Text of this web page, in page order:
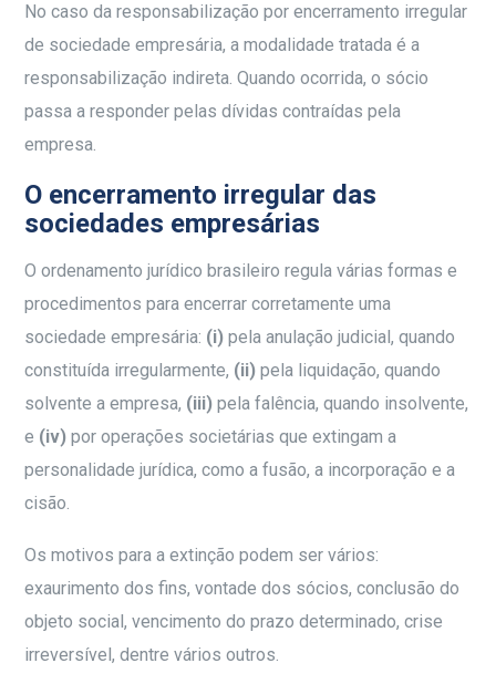
No caso da responsabilização por encerramento irregular
de sociedade empresária, a modalidade tratada é a
responsabilização indireta. Quando ocorrida, o sócio
passa a responder pelas dívidas contraídas pela
empresa.
O encerramento irregular das
sociedades empresárias
O ordenamento jurídico brasileiro regula várias formas e
procedimentos para encerrar corretamente uma
sociedade empresária: (i)pela anulação judicial, quando
constituída irregularmente, (ii) pela liquidação, quando
solvente a empresa, (iii)pela falência, quando insolvente,
e (iv)por operações societárias que extingam a
personalidade jurídica, como a fusão, a incorporação e a
cisão.
Os motivos para a extinção podem ser vários:
exaurimento dos fins, vontade dos sócios, conclusão do
objeto social, vencimento do prazo determinado, crise
irreversível, dentre vários outros.